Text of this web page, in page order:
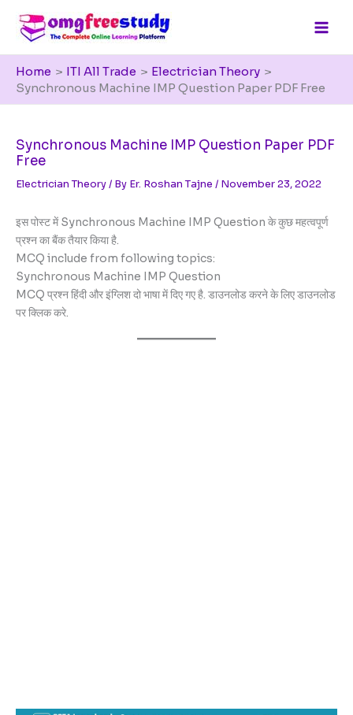
content
Home ITI All Trade
Electrician Theory
Synchronous Machine IMP Question Paper PDF Free
Synchronous Machine IMP Question Paper PDF
Free
Electrician Theory/ By Er. Roshan Tajne / November 23, 2022
इस पोस्ट में Synchronous Machine IMP Question के कुछ महत्वपूर्ण
प्रश्न का बैंक तैयार किया है.
MCQ include from following topics:
Synchronous Machine IMP Question
MCQ प्रश्न हिंदी और इंग्लिश दो भाषा में दिए गए है. डाउनलोड करने के लिए डाउनलोड
पर क्लिक करे.